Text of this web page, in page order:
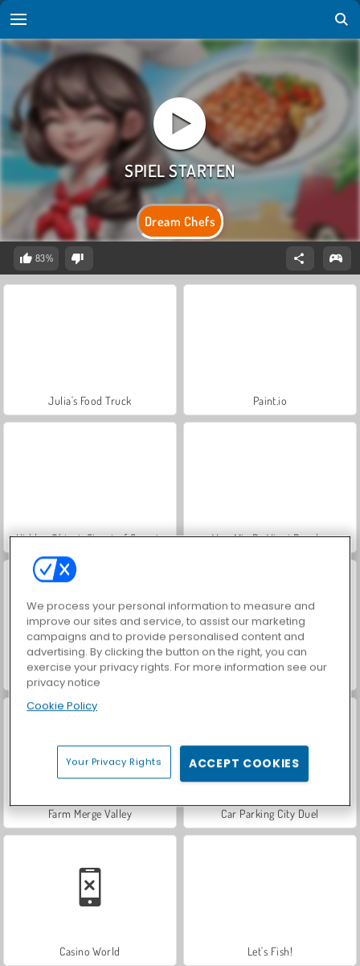
Dream Chefs
83%
Julia's Food Truck Paint.io
Hidden Object: Street of Secrets VegaMix Da Vinci Puzzles
ASMR Makeover & Makeup Studio World War 2 Shooter
Farm Merge Valley Car Parking City Duel
Casino World Let's Fish!
We process your personal information to measure and
improve our sites and service, to assist our marketing
campaigns and to provide personalised content and
advertising. By clicking the button on the right, you can
exercise your privacy rights. For more information see our
privacy notice
Cookie Policy
Your Privacy Rights ACCEPT COOKIES